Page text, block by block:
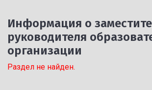
Информация о
руководителя
организации
Раздел не найден.